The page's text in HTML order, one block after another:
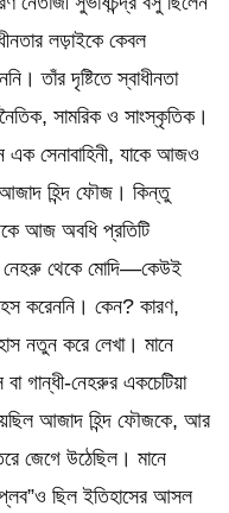
লড়াইকে কেবল
তাঁর দৃষ্টিতে স্বাধীনতা
সামরিক ও সাংস্কৃতিক।
এক সেনাবাহিনী, যাকে আজও
আজাদ হিন্দ ফৌজ। কিন্তু
আজ অবধি প্রতিটি
নেহরু থেকে মোদি—কেউই
করেননি। কেন? কারণ,
নতুন করে লেখা। মানে
গান্ধী-নেহরুর একচেটিয়া
আজাদ হিন্দ ফৌজকে, আর
জেগে উঠেছিল। মানে
ছিল ইতিহাসের আসল